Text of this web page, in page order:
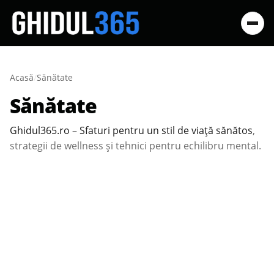
Acasă/Sănătate
Sănătate
Ghidul365.ro –Sfaturi pentru un stil de viață sănătos,
strategii de wellness și tehnici pentru echilibru mental.